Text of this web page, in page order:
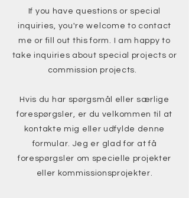
If you have questions or special
inquiries, you're welcome to contact
me or fill out this form. I am happy to
take inquiries about special projects or
commission projects.
Hvis du har spørgsmål eller særlige
forespørgsler, er du velkommen til at
kontakte mig eller udfylde denne
formular. Jeg er glad for at få
forespørgsler om specielle projekter
eller kommissionsprojekter.